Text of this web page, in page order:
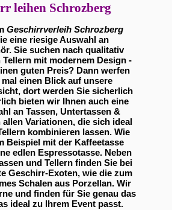
leihen Schrozberg
Geschirrverleih Schrozberg
eine riesige Auswahl an
Sie suchen nach qualitativ
Tellern mit modernem Design -
guten Preis? Dann werfen
einen Blick auf unsere
dort werden Sie sicherlich
bieten wir Ihnen auch eine
an Tassen, Untertassen &
Variationen, die sich ideal
kombinieren lassen. Wie
Beispiel mit der Kaffeetasse
edlen Espressotasse. Neben
und Tellern finden Sie bei
Geschirr-Exoten, wie die zum
Schalen aus Porzellan. Wir
und finden für Sie genau das
ideal zu Ihrem Event passt.